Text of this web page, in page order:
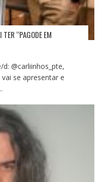
“PAGODE EM
@carliinhos_pte,
se apresentar e